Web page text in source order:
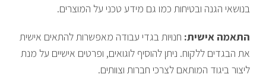
בנושאי הגנה ובטיחות כמו גם מידע טכני על המוצרים.
התאמה אישית: חנויות בגדי עבודה מאפשרות להתאים אישית
את הבגדים ללקוח. ניתן להוסיף לוגואים, ופרטים אישיים על מנת
ליצור ביגוד המותאם לצרכי חברות וצוותים.